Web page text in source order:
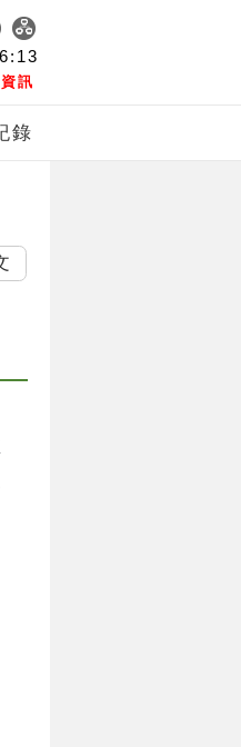
訊
錄